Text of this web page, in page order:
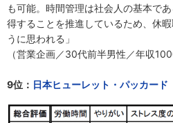
も可能。時間管理は社会人の基本で
得することを推進しているため、休
うに思われる」
（営業企画／30代前半男性／年収
9位： 日本ヒューレット・パッカード